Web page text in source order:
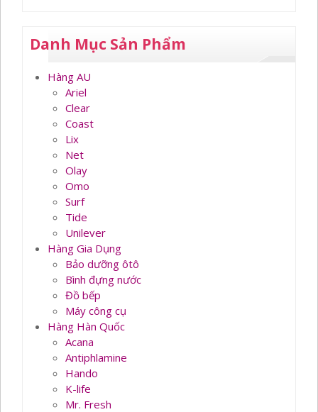
Danh Mục Sản Phẩm
Hàng AU
Ariel
Clear
Coast
Lix
Net
Olay
Omo
Surf
Tide
Unilever
Hàng Gia Dụng
Bảo dưỡng ôtô
Bình đựng nước
Đồ bếp
Máy công cụ
Hàng Hàn Quốc
Acana
Antiphlamine
Hando
K-life
Mr. Fresh